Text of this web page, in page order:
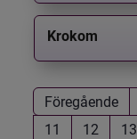
Krokom
Föregående
11
12 13